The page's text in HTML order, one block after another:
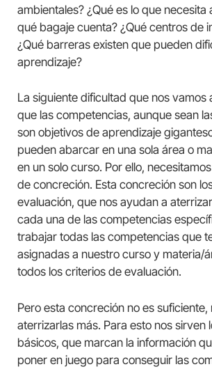
ambientales? ¿Qué es lo que necesita
qué bagaje cuenta? ¿Qué centros de
¿Qué barreras existen que pueden
aprendizaje?
La siguiente dificultad que nos vamos
que las competencias, aunque sean
son objetivos de aprendizaje
pueden abarcar en una sola área o
en un solo curso. Por ello,
de concreción. Esta concreción son
evaluación, que nos ayudan a
cada una de las competencias
trabajar todas las competencias que
asignadas a nuestro curso y materia/
todos los criterios de evaluación.
Pero esta concreción no es suficiente,
aterrizarlas más. Para esto nos sirven
básicos, que marcan la información
poner en juego para conseguir las